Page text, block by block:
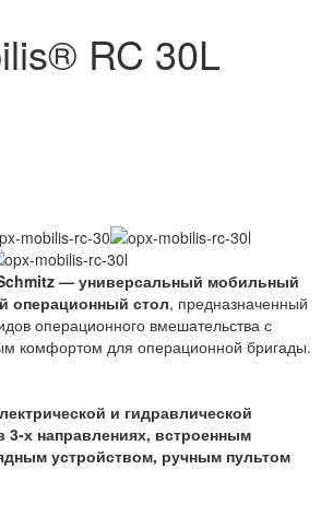
RC 30L
— универсальный мобильный
операционный стол, предназначенный
операционного вмешательства с
комфортом для операционной бригады.
и гидравлической
3-х направлениях, встроенным
устройством, ручным пультом